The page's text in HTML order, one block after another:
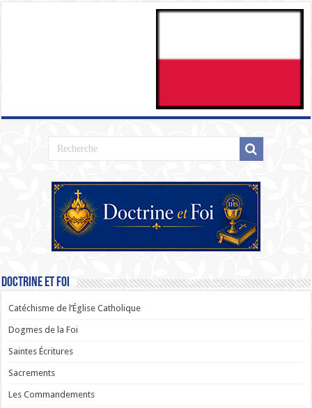
Doctrine et Foi
Catéchisme de l’Église Catholique
Dogmes de la Foi
Saintes Écritures
Sacrements
Les Commandements